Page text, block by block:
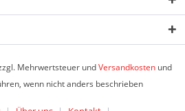
Mehrwertsteuer undVersandkostenund
wenn nicht anders beschrieben